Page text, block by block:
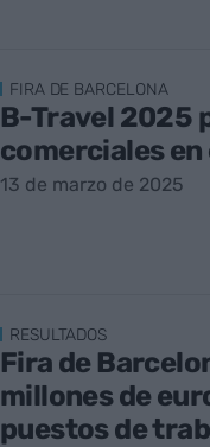
FIRA DE BARCELONA
B-Travel 2025
comerciales
13 de marzo de 2025
RESULTADOS
Fira de
millones de
puestos de